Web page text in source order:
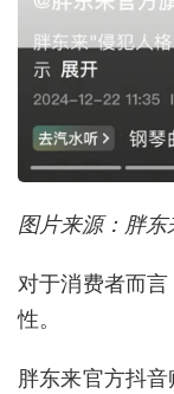
图片来源：胖
对于消费者而
性。
胖东来官方抖